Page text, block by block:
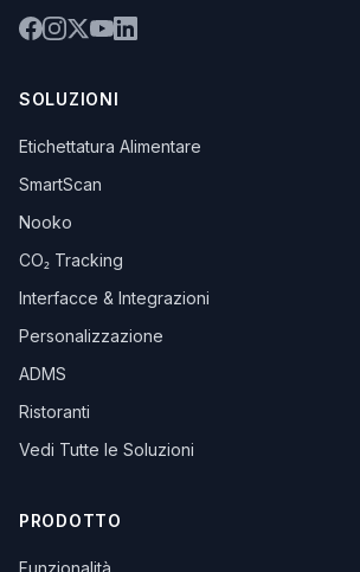
SOLUZIONI
Etichettatura Alimentare
SmartScan
Nooko
CO₂ Tracking
Interfacce & Integrazioni
Personalizzazione
ADMS
Ristoranti
Vedi Tutte le Soluzioni
PRODOTTO
Funzionalità